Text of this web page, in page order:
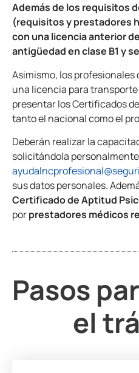
Además de los requisitos
(requisitos y prestadores
con una licencia anterior
antigüedad en clase B1 y
Asimismo, los profesionales
una licencia para
presentar los Certificados
tanto el nacional como el
Deberán realizar la
solicitándola
sus datos personales.
Certificado de Aptitud
porprestadores médicos
Pasos
el